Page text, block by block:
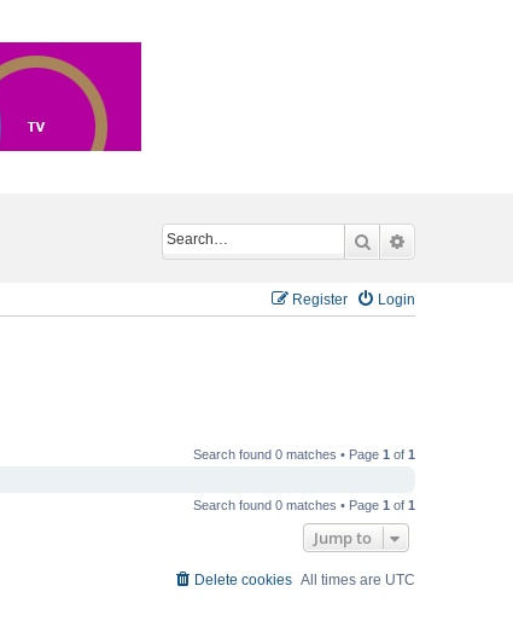
Search
Login
Register
Search found 0 matches • Page1 of1
Search found 0 matches • Page1 of1
Jump to
All times are UTC
Delete cookies